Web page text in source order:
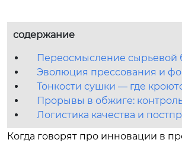
содержание
Переосмысление сырьевой
Эволюция прессования и
Тонкости сушки — где
Прорывы в обжиге:
Логистика качества и
Когда говорят про инновации в